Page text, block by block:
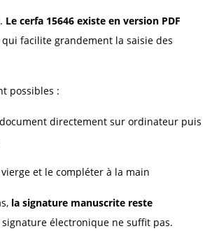
Le cerfa 15646 existe en version PDF
qui facilite grandement la saisie des
possibles :
directement sur ordinateur puis
et le compléter à la main
la signature manuscrite reste
signature électronique ne suffit pas.